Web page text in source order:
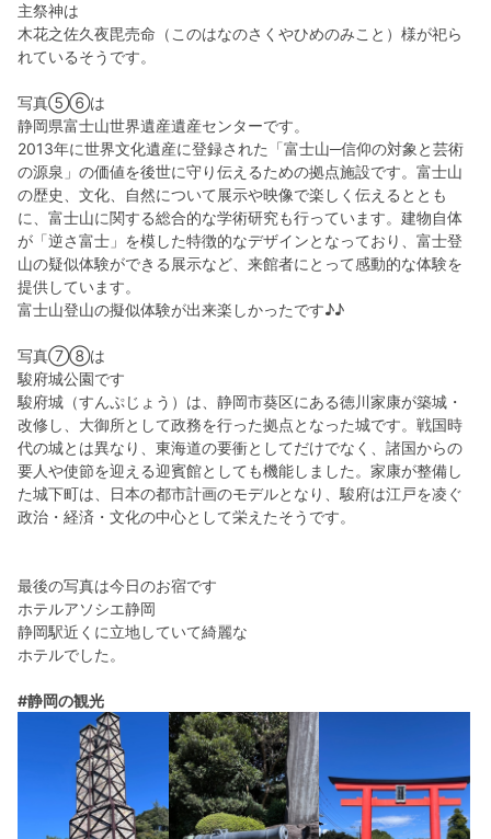
主祭神は
木花之佐久夜毘売命（このはなのさくやひめのみこと）様が祀ら
れているそうです。
写真⑤⑥は
静岡県富士山世界遺産遺産センターです。
2013年に世界文化遺産に登録された「富士山─信仰の対象と芸術
の源泉」の価値を後世に守り伝えるための拠点施設です。富士山
の歴史、文化、自然について展示や映像で楽しく伝えるととも
に、富士山に関する総合的な学術研究も行っています。建物自体
が「逆さ富士」を模した特徴的なデザインとなっており、富士登
山の疑似体験ができる展示など、来館者にとって感動的な体験を
提供しています。
富士山登山の擬似体験が出来楽しかったです♪♪
写真⑦⑧は
駿府城公園です
駿府城（すんぷじょう）は、静岡市葵区にある徳川家康が築城・
改修し、大御所として政務を行った拠点となった城です。戦国時
代の城とは異なり、東海道の要衝としてだけでなく、諸国からの
要人や使節を迎える迎賓館としても機能しました。家康が整備し
た城下町は、日本の都市計画のモデルとなり、駿府は江戸を凌ぐ
政治・経済・文化の中心として栄えたそうです。
最後の写真は今日のお宿です
ホテルアソシエ静岡
静岡駅近くに立地していて綺麗な
ホテルでした。
#静岡の観光